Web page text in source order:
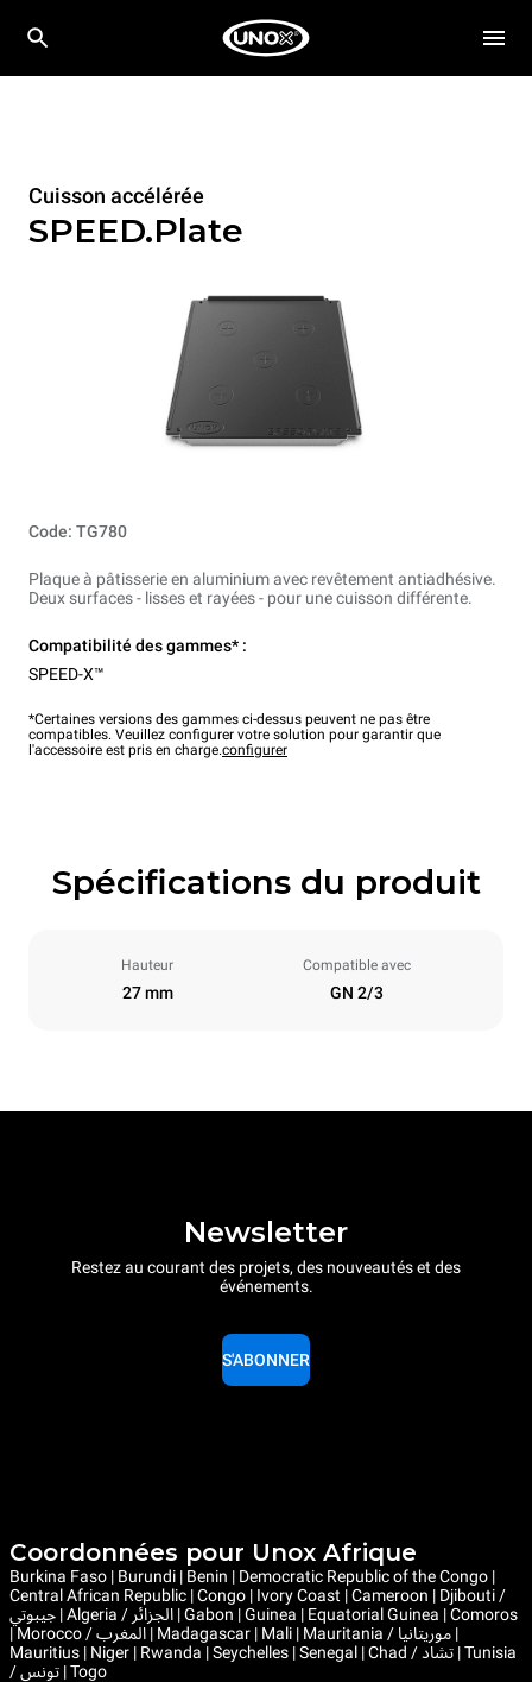
Cuisson accélérée
SPEED.Plate
Code: TG780
Plaque à pâtisserie en aluminium avec revêtement antiadhésive.
Deux surfaces - lisses et rayées - pour une cuisson différente.
Compatibilité des gammes* :
SPEED-X™
*Certaines versions des gammes ci-dessus peuvent ne pas être
compatibles. Veuillez configurer votre solution pour garantir que
l'accessoire est pris en charge.configurer
Spécifications du produit
Hauteur
27 mm
Compatible avec
GN 2/3
Newsletter
Restez au courant des projets, des nouveautés et des
événements.
S'ABONNER
Coordonnées pour Unox Afrique
Burkina Faso | Burundi | Benin | Democratic Republic of the Congo |
Central African Republic | Congo | Ivory Coast | Cameroon | Djibouti /
جيبوتي | Algeria / الجزائر | Gabon | Guinea | Equatorial Guinea | Comoros
| Morocco / المغرب | Madagascar | Mali | Mauritania / موريتانيا |
Mauritius | Niger | Rwanda | Seychelles | Senegal | Chad / تشاد | Tunisia
/ تونس | Togo